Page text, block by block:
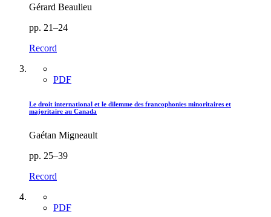
Gérard Beaulieu
pp. 21–24
Record
PDF
Le droit international et le dilemme des francophonies minoritaires et
majoritaire au Canada
Gaétan Migneault
pp. 25–39
Record
PDF